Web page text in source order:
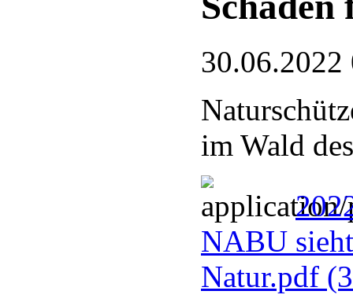
30.06.2022
im Wald
NABU
Natur.pdf